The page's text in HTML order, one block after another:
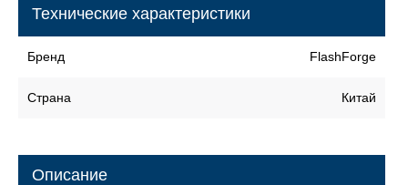
Технические характеристики
Бренд FlashForge
Страна Китай
Описание